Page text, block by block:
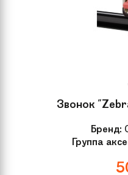
Звонок
Бренд:
Группа